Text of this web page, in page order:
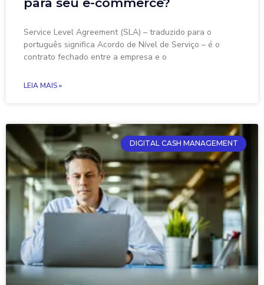
Service Level Agreement (SLA) – traduzido para o
português significa Acordo de Nível de Serviço – é o
contrato fechado entre a empresa e o
LEIA MAIS »
DIGITAL CASH MANAGEMENT